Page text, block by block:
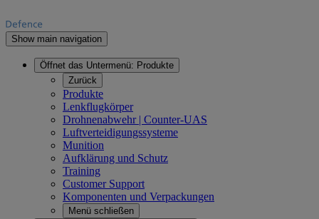
Show main navigation
Öffnet das Untermenü: Produkte
Zurück
Produkte
Lenkflugkörper
Drohnenabwehr | Counter-UAS
Luftverteidigungssysteme
Munition
Aufklärung und Schutz
Training
Customer Support
Komponenten und Verpackungen
Menü schließen